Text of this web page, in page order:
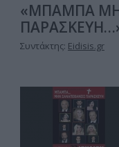
«ΜΠΑΜΠΑ
Συντάκτης: Eidisis.gr